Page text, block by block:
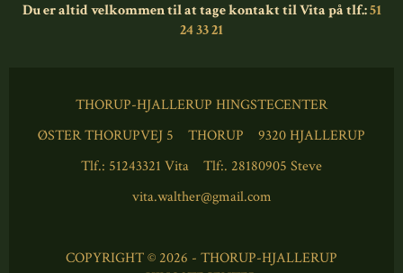
Du er altid velkommen til at tage kontakt til Vita på tlf.:51
24 33 21
THORUP-HJALLERUP HINGSTECENTER
ØSTER THORUPVEJ 5
THORUP
9320 HJALLERUP
Tlf.: 51243321 Vita
Tlf:. 28180905 Steve
vita.walther@gmail.com
COPYRIGHT © 2026 - THORUP-HJALLERUP